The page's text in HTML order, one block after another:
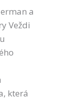
a
Veždi
která